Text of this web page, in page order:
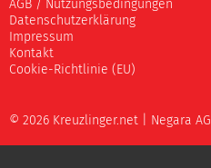
AGB / Nutzungsbedingungen
Datenschutzerklärung
Impressum
Kontakt
Cookie-Richtlinie (EU)
© 2026 Kreuzlinger.net | Negara AG